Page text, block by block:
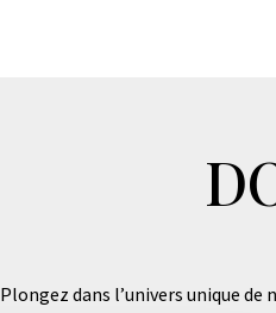
Plongez dans l’univers unique